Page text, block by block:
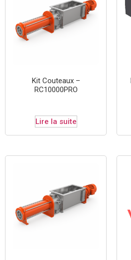
Kit Couteaux –
RC10000PRO
Lire la suite